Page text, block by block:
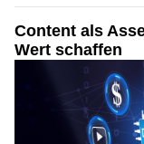
Content als
Wert schaffen